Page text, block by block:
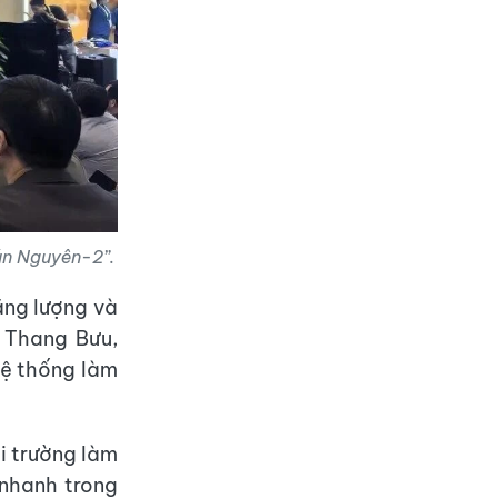
Nguyên-2”.
lượng và
Bưu,
thống làm
trường làm
trong